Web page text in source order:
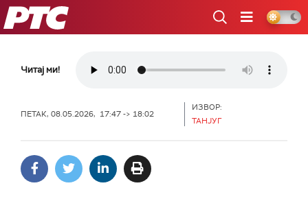
РТС
Читај ми!
ПЕТАК, 08.05.2026, 17:47 -> 18:02
ИЗВОР:
ТАНЈУГ